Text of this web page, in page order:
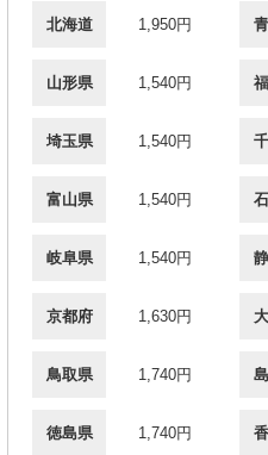
北海道 1,950円
山形県 1,540円
埼玉県 1,540円
富山県 1,540円
岐阜県 1,540円
京都府 1,630円
鳥取県 1,740円
徳島県 1,740円